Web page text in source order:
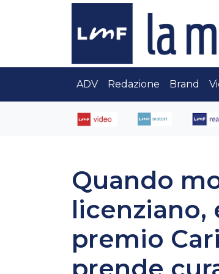
ADV Redazione Brand
Quando
licenziano,
premio